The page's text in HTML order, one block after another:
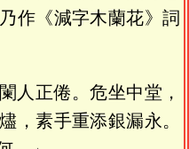
作《減字木蘭花》詞
人正倦。危坐中堂，
，素手重添銀漏永。